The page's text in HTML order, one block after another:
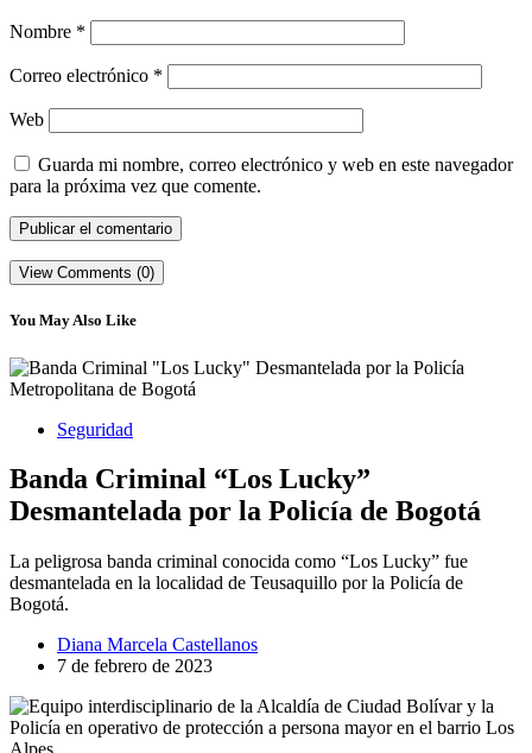
Nombre *
Correo electrónico *
Web
Guarda mi nombre, correo electrónico y web en este navegador
para la próxima vez que comente.
View Comments (0)
You May Also Like
Seguridad
Banda Criminal “Los Lucky”
Desmantelada por la Policía de Bogotá
La peligrosa banda criminal conocida como “Los Lucky” fue
desmantelada en la localidad de Teusaquillo por la Policía de
Bogotá.
Diana Marcela Castellanos
7 de febrero de 2023